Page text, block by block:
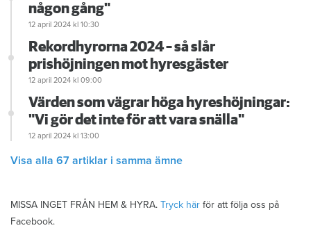
någon gång"
12 april 2024 kl 10:30
Rekordhyrorna 2024 – så slår
prishöjningen mot hyresgäster
12 april 2024 kl 09:00
Värden som vägrar höga hyreshöjningar:
"Vi gör det inte för att vara snälla"
12 april 2024 kl 13:00
Visa alla 67 artiklar i samma ämne
MISSA INGET FRÅN HEM & HYRA. Tryck här för att följa oss på
Facebook.